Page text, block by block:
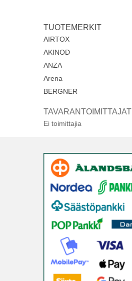
TUOTEMERKIT
AIRTOX
AKINOD
ANZA
Arena
BERGNER
TAVARANTOIMITTAJAT
Ei toimittajia